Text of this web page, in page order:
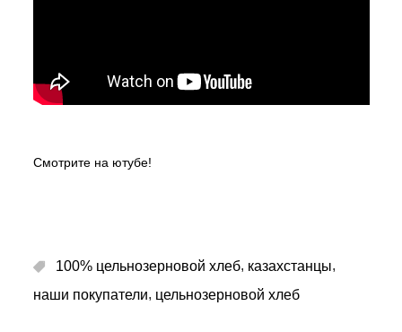
Смотрите на ютубе!
100% цельнозерновой хлеб, казахстанцы,
наши покупатели, цельнозерновой хлеб